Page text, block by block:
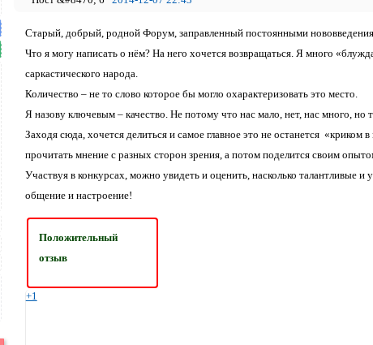
Старый, добрый, родной Форум, заправленный постоянными
Что я могу написать о нём? На него хочется возвращаться. Я много
саркастического народа.
Количество – не то слово которое бы могло охарактеризовать это место.
Я назову ключевым – качество. Не потому что нас мало, нет, нас много, но
Заходя сюда, хочется делиться и самое главное это не останется
прочитать мнение с разных сторон зрения, а потом поделится своим
Участвуя в конкурсах, можно увидеть и оценить, насколько талантливые
общение и настроение!
Положительный
отзыв
+1